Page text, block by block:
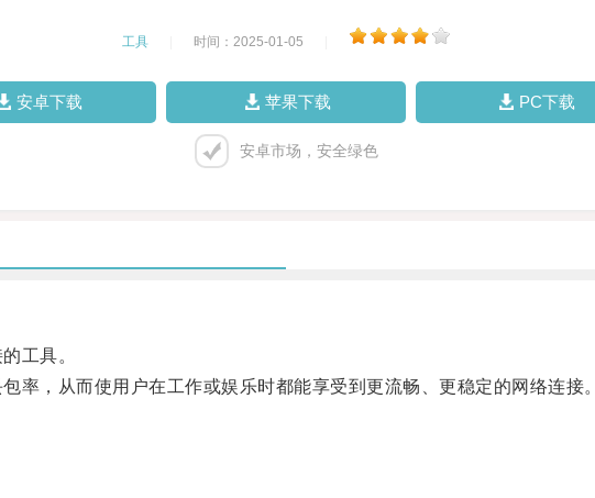
工具 时间：2025-01-05
安卓下载 苹果下载 PC下载
安卓市场，安全绿色
工具。
，从而使用户在工作或娱乐时都能享受到更流畅、更稳定的网络连接。